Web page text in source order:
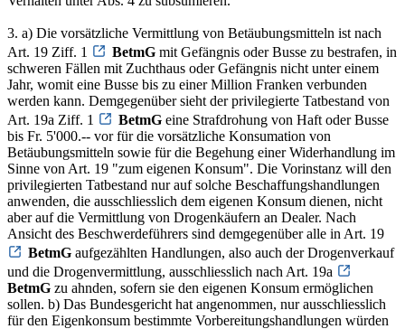
3. a) Die vorsätzliche Vermittlung von Betäubungsmitteln ist nach
Art. 19 Ziff. 1
BetmG mit Gefängnis oder Busse zu bestrafen, in
schweren Fällen mit Zuchthaus oder Gefängnis nicht unter einem
Jahr, womit eine Busse bis zu einer Million Franken verbunden
werden kann. Demgegenüber sieht der privilegierte Tatbestand von
Art. 19a Ziff. 1
BetmG eine Strafdrohung von Haft oder Busse
bis Fr. 5'000.-- vor für die vorsätzliche Konsumation von
Betäubungsmitteln sowie für die Begehung einer Widerhandlung im
Sinne von Art. 19 "zum eigenen Konsum". Die Vorinstanz will den
privilegierten Tatbestand nur auf solche Beschaffungshandlungen
anwenden, die ausschliesslich dem eigenen Konsum dienen, nicht
aber auf die Vermittlung von Drogenkäufern an Dealer. Nach
Ansicht des Beschwerdeführers sind demgegenüber alle in Art. 19
BetmG aufgezählten Handlungen, also auch der Drogenverkauf
und die Drogenvermittlung, ausschliesslich nach Art. 19a
BetmG zu ahnden, sofern sie den eigenen Konsum ermöglichen
sollen. b) Das Bundesgericht hat angenommen, nur ausschliesslich
für den Eigenkonsum bestimmte Vorbereitungshandlungen würden